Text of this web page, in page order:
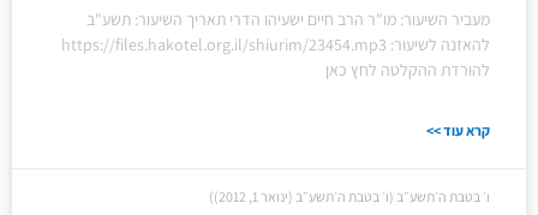
מעביר השיעור: מו"ר הרב חיים ישעיהו הדרי תאריך השיעור: תשע"ב
להאזנה לשיעור: https://files.hakotel.org.il/shiurim/23454.mp3
להורדת ההקלטה לחץ כאן
קרא עוד >>
ו׳ בטבת ה׳תשע״ב (ו׳ בטבת ה׳תשע״ב (ינואר 1, 2012))